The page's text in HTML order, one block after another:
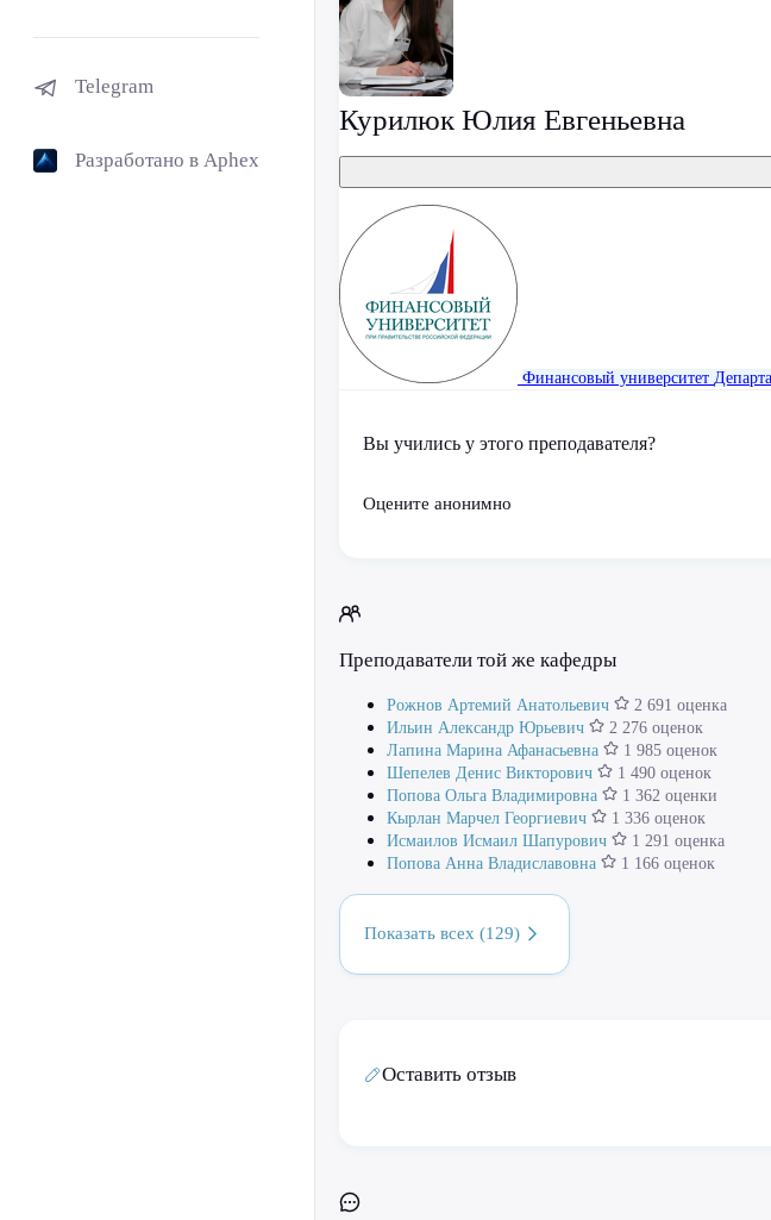
Telegram
Разработано в Aphex
Курилюк Юлия Евгеньевна
Финансовый университет
Вы учились у этого преподавателя?
Оцените анонимно
Преподаватели той же кафедры
Рожнов Артемий Анатольевич
2 691 оценка
Ильин Александр Юрьевич
2 276 оценок
Лапина Марина Афанасьевна
1 985 оценок
Шепелев Денис Викторович
1 490 оценок
Попова Ольга Владимировна
1 362 оценки
Кырлан Марчел Георгиевич
1 336 оценок
Исмаилов Исмаил Шапурович
1 291 оценка
Попова Анна Владиславовна
1 166 оценок
Показать всех (129)
Оставить отзыв